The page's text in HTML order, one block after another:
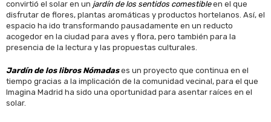
convirtió el solar en un jardín de los sentidos comestibleen el que
disfrutar de flores, plantas aromáticas y productos hortelanos. Así, el
espacio ha ido transformando pausadamente en un reducto
acogedor en la ciudad para aves y flora, pero también para la
presencia de la lectura y las propuestas culturales.
Jardín de los libros Nómadases un proyecto que continua en el
tiempo gracias a la implicación de la comunidad vecinal, para el que
Imagina Madrid ha sido una oportunidad para asentar raíces en el
solar.